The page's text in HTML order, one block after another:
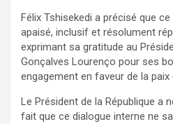
Félix Tshisekedi a précisé que
apaisé, inclusif et résolument
exprimant sa gratitude au
Gonçalves Lourenço pour ses
engagement en faveur de la paix
Le Président de la République a
fait que ce dialogue interne ne